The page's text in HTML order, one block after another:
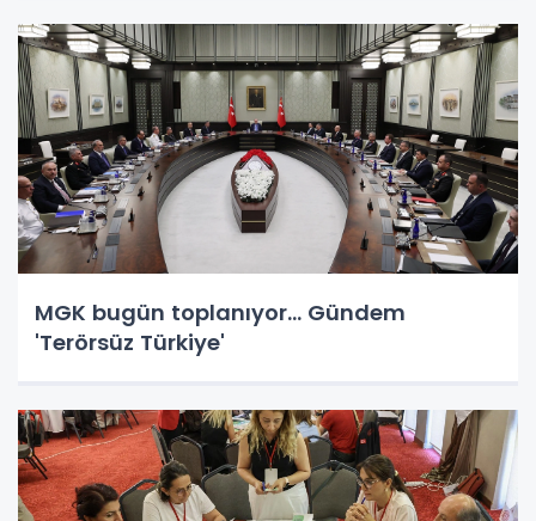
MGK bugün toplanıyor... Gündem
'Terörsüz Türkiye'